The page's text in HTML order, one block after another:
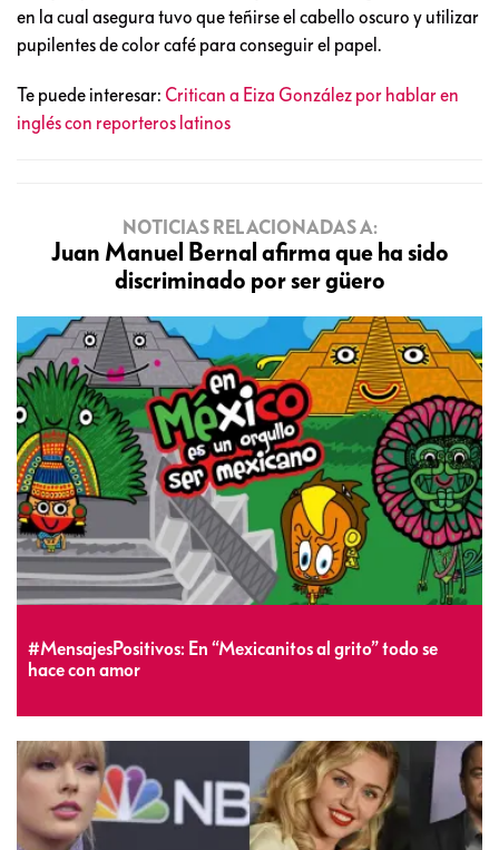
en la cual asegura tuvo que teñirse el cabello oscuro y utilizar
pupilentes de color café para conseguir el papel.
Te puede interesar: Critican a Eiza González por hablar en
inglés con reporteros latinos
NOTICIAS RELACIONADAS A:
Juan Manuel Bernal afirma que ha sido
discriminado por ser güero
#MensajesPositivos: En “Mexicanitos al grito” todo se
hace con amor